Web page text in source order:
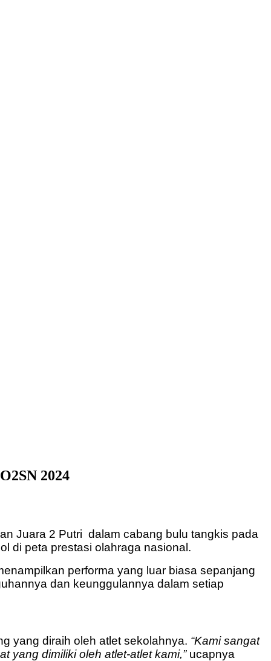
2024
Juara 2 Putri dalam cabang bulu tangkis pada
di peta prestasi olahraga nasional.
performa yang luar biasa sepanjang
dan keunggulannya dalam setiap
yang diraih oleh atlet sekolahnya. “Kami sangat
yang dimiliki oleh atlet-atlet kami,”ucapnya